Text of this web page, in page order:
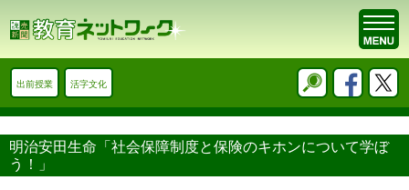
出前授業 活字文化
明治安田生命「社会保障制度と保険のキホンについて学ぼ
う！」